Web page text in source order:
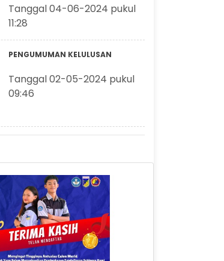
Tanggal 04-06-2024 pukul
11:28
PENGUMUMAN KELULUSAN
Tanggal 02-05-2024 pukul
09:46